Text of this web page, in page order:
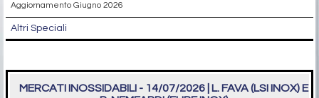
Aggiornamento Giugno 2026
Altri Speciali
MERCATI INOSSIDABILI - 14/07/2026 | L. FAVA (LSI INOX) E